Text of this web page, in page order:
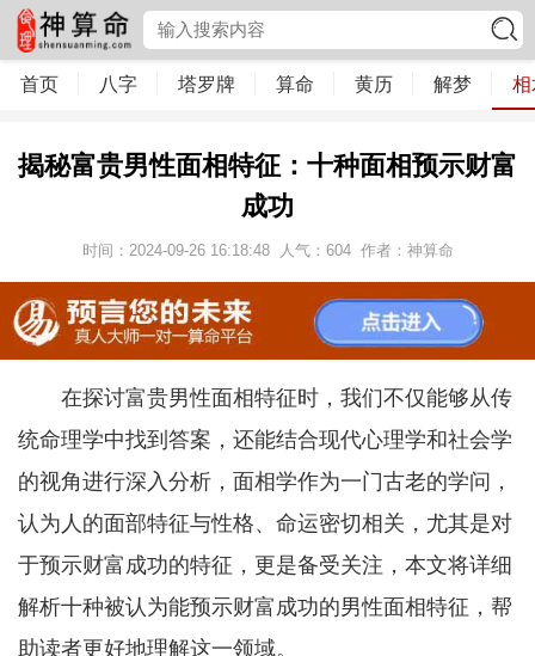
首页 八字 塔罗牌 算命 黄历 解梦 相
揭秘富贵男性面相特征：十种面相预示财富
成功
时间：2024-09-26 16:18:48 人气： 604 作者：神算命
在探讨富贵男性面相特征时，我们不仅能够从传
统命理学中找到答案，还能结合现代心理学和社会学
的视角进行深入分析，面相学作为一门古老的学问，
认为人的面部特征与性格、命运密切相关，尤其是对
于预示财富成功的特征，更是备受关注，本文将详细
解析十种被认为能预示财富成功的男性面相特征，帮
助读者更好地理解这一领域。